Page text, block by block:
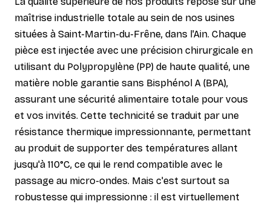
maîtrise industrielle totale au sein de nos usines
situées à Saint-Martin-du-Frêne, dans l'Ain. Chaque
pièce est injectée avec une précision chirurgicale en
utilisant du Polypropylène (PP) de haute qualité, une
matière noble garantie sans Bisphénol A (BPA),
assurant une sécurité alimentaire totale pour vous
et vos invités. Cette technicité se traduit par une
résistance thermique impressionnante, permettant
au produit de supporter des températures allant
jusqu'à 110°C, ce qui le rend compatible avec le
passage au micro-ondes. Mais c'est surtout sa
robustesse qui impressionne : il est virtuellement